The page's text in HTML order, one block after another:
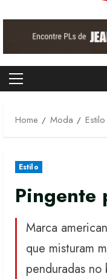
Primary
Home
Moda Estilo
Estilo
Pingente
Marca
que misturam
penduradas